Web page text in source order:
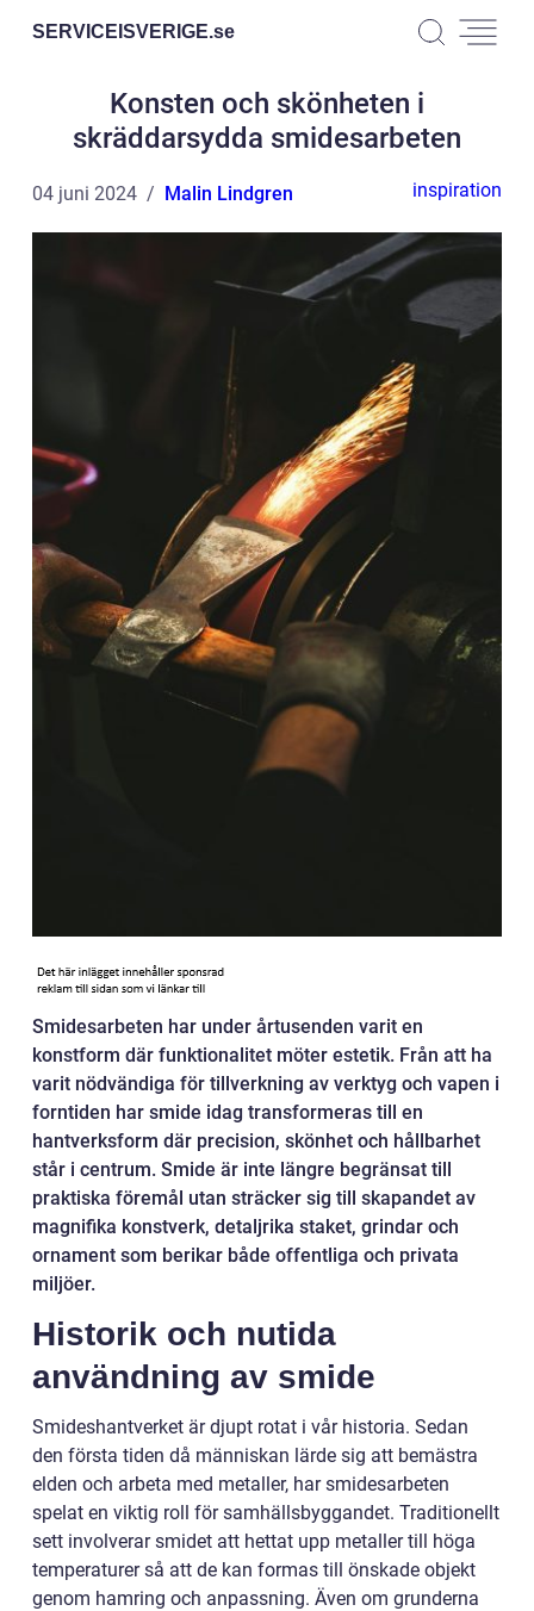
SERVICEISVERIGE.se
Konsten och skönheten i
skräddarsydda smidesarbeten
04 juni 2024 Malin Lindgren inspiration
Smidesarbeten har under årtusenden varit en
konstform där funktionalitet möter estetik. Från att ha
varit nödvändiga för tillverkning av verktyg och vapen i
forntiden har smide idag transformeras till en
hantverksform där precision, skönhet och hållbarhet
står i centrum. Smide är inte längre begränsat till
praktiska föremål utan sträcker sig till skapandet av
magnifika konstverk, detaljrika staket, grindar och
ornament som berikar både offentliga och privata
miljöer.
Historik och nutida
användning av smide
Smideshantverket är djupt rotat i vår historia. Sedan
den första tiden då människan lärde sig att bemästra
elden och arbeta med metaller, har smidesarbeten
spelat en viktig roll för samhällsbyggandet. Traditionellt
sett involverar smidet att hettat upp metaller till höga
temperaturer så att de kan formas till önskade objekt
genom hamring och anpassning. Även om grunderna